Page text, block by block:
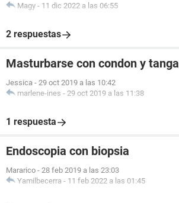
Magy - 11 dic 2022 a las 06:55
2 respuestas
Masturbarse con condon y tanga
Jessica - 29 oct 2019 a las 10:42
marlene-ines - 29 oct 2019 a las 11:38
1 respuesta
Endoscopia con biopsia
Mararico - 28 feb 2019 a las 23:03
Yamilbecerra - 11 feb 2022 a las 01:45